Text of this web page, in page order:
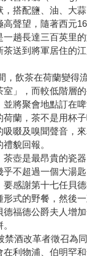
搭配鹽、油、大蒜
聲望，隨著西元
趟長達三百英里
送到將軍居住的
，飲茶在荷蘭變得
」，而較低階層的
將聚會地點訂在啤
荷蘭，茶不是用杯
吸啜及嗅聞聲音，
貌回報。
茶壺是最昂貴的瓷
不超過一個大湯匙
要感謝第十七任貝
式的野餐，然後
福德公爵夫人增
禁酒改革者徵召為
在利物浦、伯明罕